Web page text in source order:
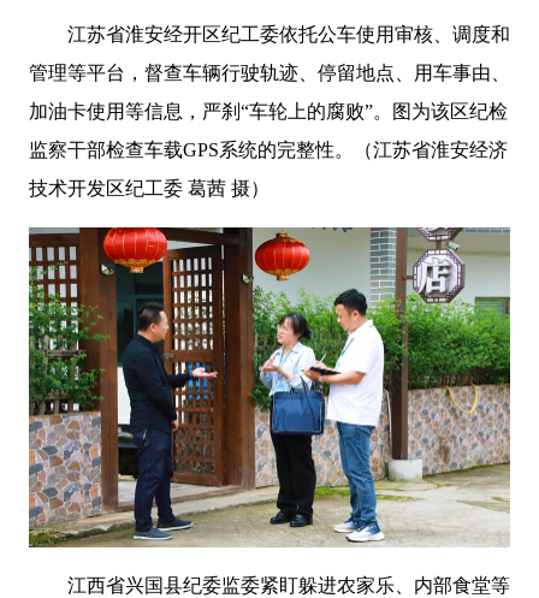
江苏省淮安经开区纪工委依托公车使用审核、调度和
管理等平台，督查车辆行驶轨迹、停留地点、用车事由、
加油卡使用等信息， 严刹 “车轮上的腐败”。图为该区纪检
监察干部检查车载GPS系统的完整性。（江苏省淮安经济
技术开发区纪工委 葛茜 摄）
江西省兴国县纪委监委紧盯躲进农家乐、内部食堂等